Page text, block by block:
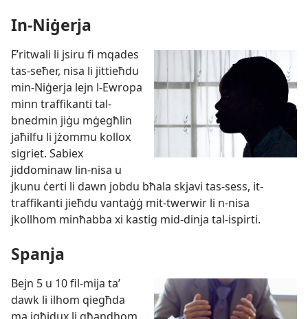
In-​Niġerja
F’ritwali li jsiru fi mqades
tas-​seħer, nisa li jittieħdu
min-​Niġerja lejn l-​Ewropa
minn traffikanti tal-​
bnedmin jiġu mġegħlin
jaħilfu li jżommu kollox
sigriet. Sabiex
jiddominaw lin-​nisa u
jkunu ċerti li dawn jobdu bħala skjavi tas-​sess, it-​
traffikanti jieħdu vantaġġ mit-​twerwir li n-​nisa
jkollhom minħabba xi kastig mid-​dinja tal-​ispirti.
Spanja
Bejn 5 u 10 fil-​mija taʼ
dawk li ilhom qiegħda